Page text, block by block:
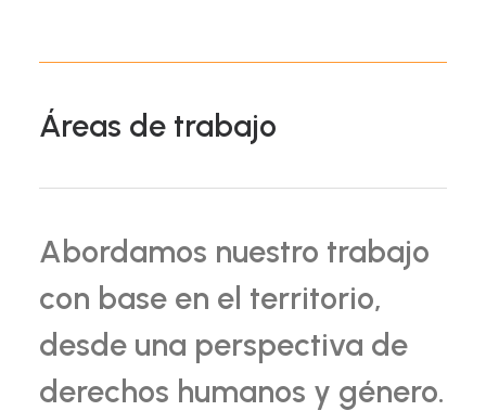
Áreas de trabajo
Abordamos nuestro trabajo
con base en el territorio,
desde una perspectiva de
derechos humanos y género.